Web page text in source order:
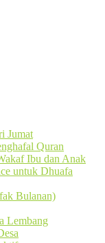
Jumat
Quran
Ibu dan Anak
untuk Dhuafa
Bulanan)
Lembang